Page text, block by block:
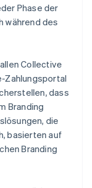
Phase der
während des
Collective
Zahlungsportal
dass
Branding
die
basierten auf
Branding